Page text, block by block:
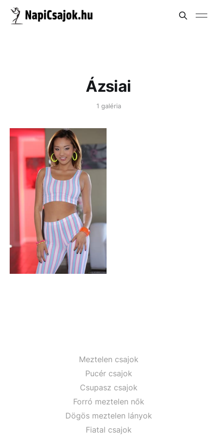
Ázsiai
1 galéria
Meztelen csajok
Pucér csajok
Csupasz csajok
Forró meztelen nők
Dögös meztelen lányok
Fiatal csajok